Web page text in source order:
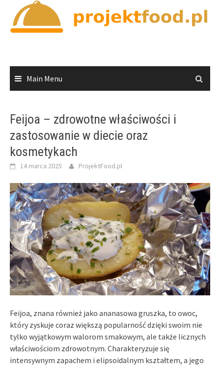
content
Main Menu
Feijoa – zdrowotne właściwości i
zastosowanie w diecie oraz
kosmetykach
14 marca 2025 ProjektFood.pl
Feijoa, znana również jako ananasowa gruszka, to owoc,
który zyskuje coraz większą popularność dzięki swoim nie
tylko wyjątkowym walorom smakowym, ale także licznych
właściwościom zdrowotnym. Charakteryzuje się
intensywnym zapachem i elipsoidalnym kształtem, a jego